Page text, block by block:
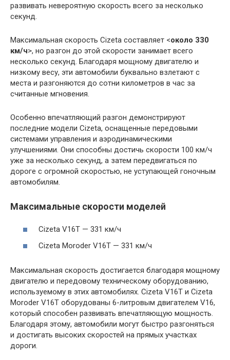
развивать невероятную скорость всего за несколько
секунд.
Максимальная скорость Cizeta составляет <около 330
км/ч>, но разгон до этой скорости занимает всего
несколько секунд. Благодаря мощному двигателю и
низкому весу, эти автомобили буквально взлетают с
места и разгоняются до сотни километров в час за
считанные мгновения.
Особенно впечатляющий разгон демонстрируют
последние модели Cizeta, оснащенные передовыми
системами управления и аэродинамическими
улучшениями. Они способны достичь скорости 100 км/ч
уже за несколько секунд, а затем передвигаться по
дороге с огромной скоростью, не уступающей гоночным
автомобилям.
Максимальные скорости моделей
Cizeta V16T — 331 км/ч
Cizeta Moroder V16T — 331 км/ч
Максимальная скорость достигается благодаря мощному
двигателю и передовому техническому оборудованию,
используемому в этих автомобилях. Cizeta V16T и Cizeta
Moroder V16T оборудованы 6-литровым двигателем V16,
который способен развивать впечатляющую мощность.
Благодаря этому, автомобили могут быстро разгоняться
и достигать высоких скоростей на прямых участках
дороги.